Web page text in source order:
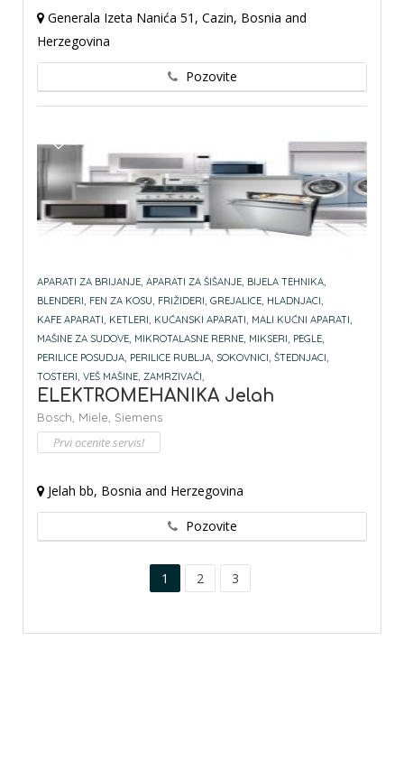
Generala Izeta Nanića 51, Cazin, Bosnia and
Herzegovina
Pozovite
APARATI ZA BRIJANJE, APARATI ZA ŠIŠANJE, BIJELA TEHNIKA,
BLENDERI, FEN ZA KOSU, FRIŽIDERI, GREJALICE, HLADNJACI,
KAFE APARATI, KETLERI, KUĆANSKI APARATI, MALI KUĆNI APARATI,
MAŠINE ZA SUDOVE, MIKROTALASNE RERNE, MIKSERI, PEGLE,
PERILICE POSUDJA, PERILICE RUBLJA, SOKOVNICI, ŠTEDNJACI,
TOSTERI, VEŠ MAŠINE, ZAMRZIVAČI,
ELEKTROMEHANIKA Jelah
Bosch, Miele, Siemens
Prvi ocenite servis!
Jelah bb, Bosnia and Herzegovina
Pozovite
1 2 3